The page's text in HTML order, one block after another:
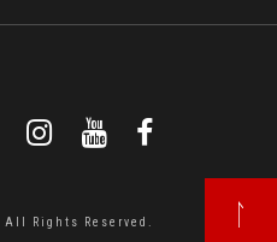
All Rights Reserved.